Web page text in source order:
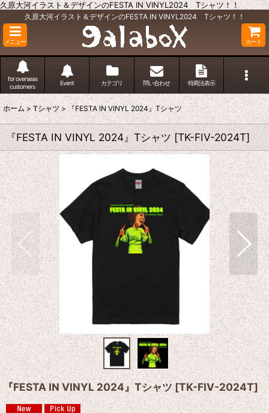
久原大河イラスト＆デザインのFESTA IN VINYL2024 Tシャツ！！
久原大河イラスト＆デザインのFESTA IN VINYL2024 Tシャツ！！
メニュー カート
for overseas
customers
Event カテゴリ 問い合わせ 特商法表示
ホーム > Tシャツ > 『FESTA IN VINYL 2024』Tシャツ
『FESTA IN VINYL 2024』Tシャツ [TK-FIV-2024T]
『FESTA IN VINYL 2024』Tシャツ [TK-FIV-2024T]